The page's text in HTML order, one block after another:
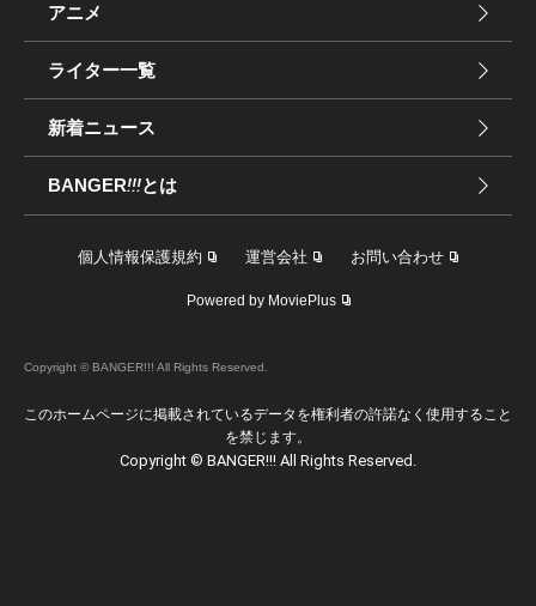
アニメ
ライター一覧
新着ニュース
BANGER!!!とは
個人情報保護規約 運営会社 お問い合わせ
Powered by MoviePlus
Copyright © BANGER!!! All Rights Reserved.
このホームページに掲載されているデータを権利者の許諾なく使用すること
を禁じます。
Copyright © BANGER!!! All Rights Reserved.